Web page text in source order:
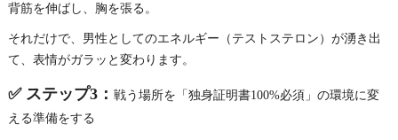
背筋を伸ばし、胸を張る。
それだけで、男性としてのエネルギー（テストステロン）が湧き出
て、表情がガラッと変わります。
✅ ステップ3： 戦う場所を「独身証明書100%必須」の環境に変
える準備をする